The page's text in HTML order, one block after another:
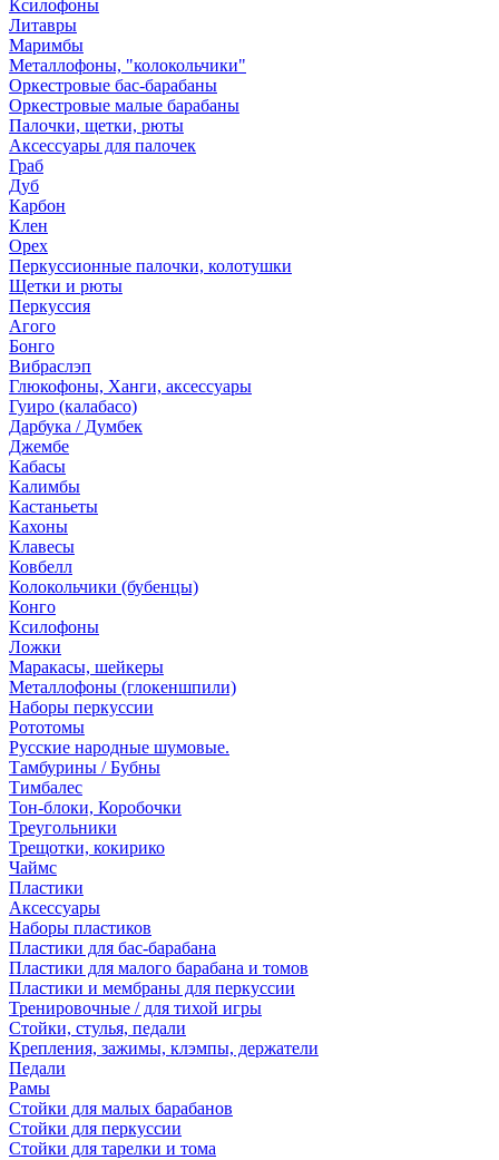
Ксилофоны
Литавры
Маримбы
Металлофоны, "колокольчики"
Оркестровые бас-барабаны
Оркестровые малые барабаны
Палочки, щетки, рюты
Аксессуары для палочек
Граб
Дуб
Карбон
Клен
Орех
Перкуссионные палочки, колотушки
Щетки и рюты
Перкуссия
Агого
Бонго
Вибраслэп
Глюкофоны, Ханги, аксессуары
Гуиро (калабасо)
Дарбука / Думбек
Джембе
Кабасы
Калимбы
Кастаньеты
Кахоны
Клавесы
Ковбелл
Колокольчики (бубенцы)
Конго
Ксилофоны
Ложки
Маракасы, шейкеры
Металлофоны (глокеншпили)
Наборы перкуссии
Рототомы
Русские народные шумовые.
Тамбурины / Бубны
Тимбалес
Тон-блоки, Коробочки
Треугольники
Трещотки, кокирико
Чаймс
Пластики
Аксессуары
Наборы пластиков
Пластики для бас-барабана
Пластики для малого барабана и томов
Пластики и мембраны для перкуссии
Тренировочные / для тихой игры
Стойки, стулья, педали
Крепления, зажимы, клэмпы, держатели
Педали
Рамы
Стойки для малых барабанов
Стойки для перкуссии
Стойки для тарелки и тома